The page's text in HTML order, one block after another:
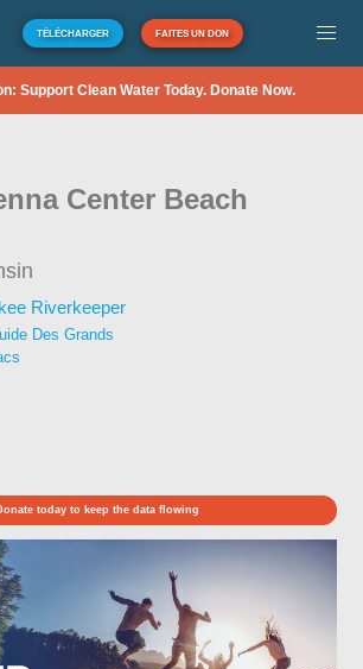
TÉLÉCHARGER FAITES UN DON
Support Clean Water Today. Donate Now.
Center Beach
Riverkeeper
Des Grands
today to keep the data flowing